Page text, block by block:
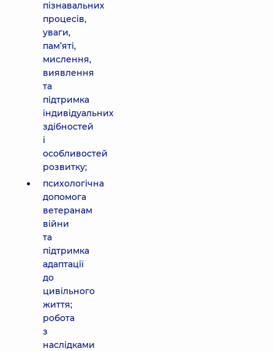
пізнавальних
процесів,
уваги,
пам’яті,
мислення,
виявлення
та
підтримка
індивідуальних
здібностей
і
особливостей
розвитку;
психологічна
допомога
ветеранам
війни
та
підтримка
адаптації
до
цивільного
життя;
робота
з
наслідками